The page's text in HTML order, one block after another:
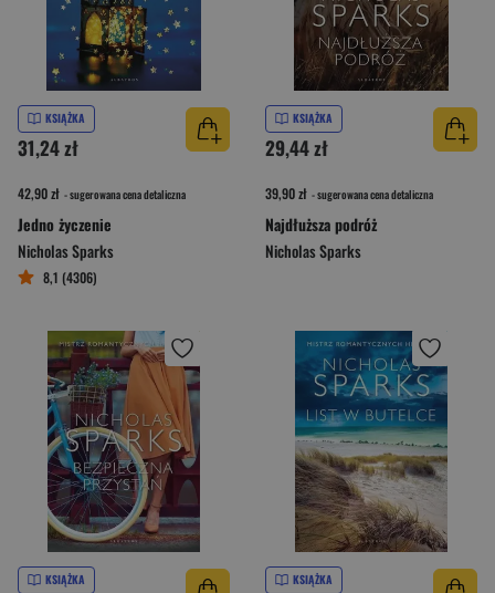
KSIĄŻKA
31,24 zł
42,90 zł - sugerowana cena detaliczna
Jedno życzenie
Nicholas Sparks
8,1 (4306)
KSIĄŻKA
29,44 zł
39,90 zł - sugerowana cena detaliczna
Najdłuższa podróż
Nicholas Sparks
KSIĄŻKA KSIĄŻKA